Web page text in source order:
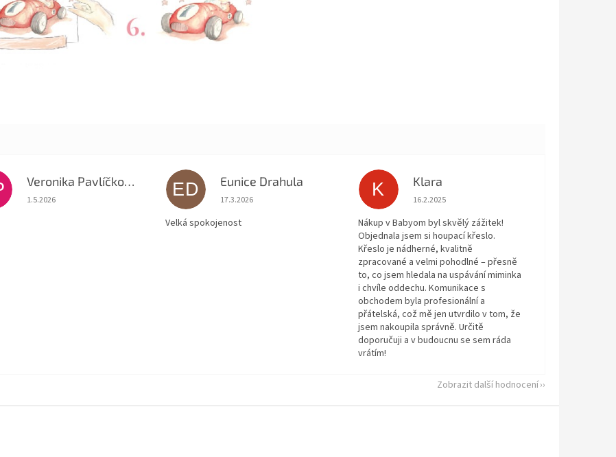
Veronika Pavlíčková
Hodnocení obchodu je 5 z 5 hvězdiček.
1.5.2026
ED Eunice Drahula
Hodnocení obchodu je 5 z 5 hvězdiček.
17.3.2026
Velká spokojenost
K Klara
Hodnocení obchodu je 5 z 5 hvězdiček.
16.2.2025
Nákup v Babyom byl skvělý zážitek!
Objednala jsem si houpací křeslo.
Křeslo je nádherné, kvalitně
zpracované a velmi pohodlné – přesně
to, co jsem hledala na uspávání miminka
i chvíle oddechu. Komunikace s
obchodem byla profesionální a
přátelská, což mě jen utvrdilo v tom, že
jsem nakoupila správně. Určitě
doporučuji a v budoucnu se sem ráda
vrátím!
Zobrazit další hodnocení